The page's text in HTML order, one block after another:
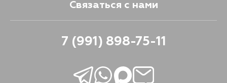
Связаться с нами
7 (991) 898-75-11